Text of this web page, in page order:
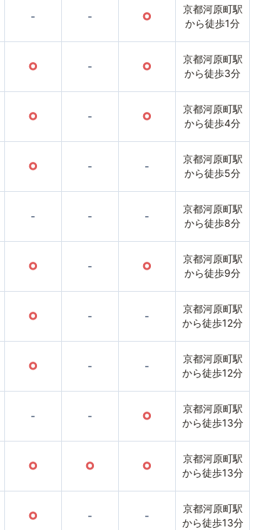
- - ○
京都河原町駅
から徒歩1分
○ - ○
京都河原町駅
から徒歩3分
○ - ○
京都河原町駅
から徒歩4分
○ - -
京都河原町駅
から徒歩5分
- - -
京都河原町駅
から徒歩8分
○ - ○
京都河原町駅
から徒歩9分
○ - -
京都河原町駅
から徒歩12分
○ - -
京都河原町駅
から徒歩12分
- - ○
京都河原町駅
から徒歩13分
○ ○ ○
京都河原町駅
から徒歩13分
○ - -
京都河原町駅
から徒歩13分